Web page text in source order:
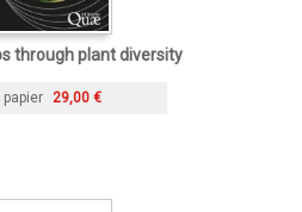
through plant diversity
papier 29,00 €